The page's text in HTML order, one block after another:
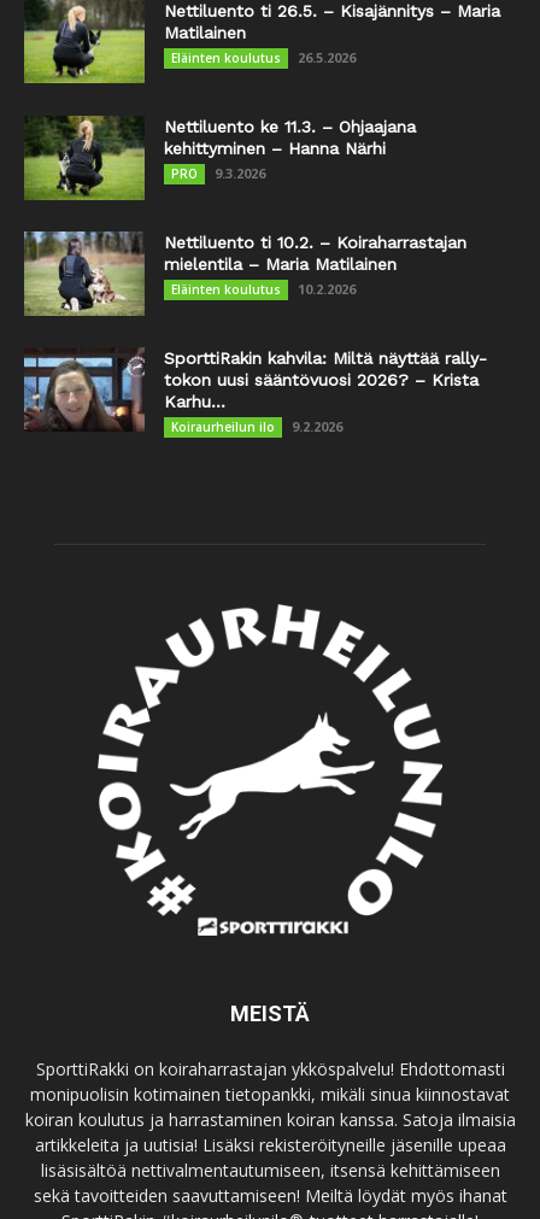
Nettiluento ti 26.5. – Kisajännitys – Maria
Matilainen
Eläinten koulutus 26.5.2026
Nettiluento ke 11.3. – Ohjaajana
kehittyminen – Hanna Närhi
PRO 9.3.2026
Nettiluento ti 10.2. – Koiraharrastajan
mielentila – Maria Matilainen
Eläinten koulutus 10.2.2026
SporttiRakin kahvila: Miltä näyttää rally-
tokon uusi sääntövuosi 2026? – Krista
Karhu...
Koiraurheilun ilo 9.2.2026
MEISTÄ
SporttiRakki on koiraharrastajan ykköspalvelu! Ehdottomasti
monipuolisin kotimainen tietopankki, mikäli sinua kiinnostavat
koiran koulutus ja harrastaminen koiran kanssa. Satoja ilmaisia
artikkeleita ja uutisia! Lisäksi rekisteröityneille jäsenille upeaa
lisäsisältöä nettivalmentautumiseen, itsensä kehittämiseen
sekä tavoitteiden saavuttamiseen! Meiltä löydät myös ihanat